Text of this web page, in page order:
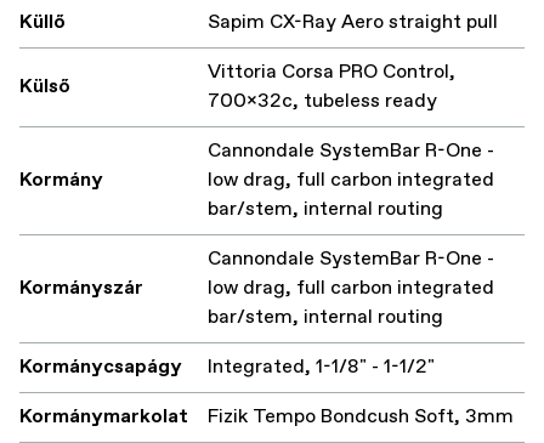
Küllő
Sapim CX-Ray Aero straight pull
Külső
Vittoria Corsa PRO Control,
700x32c, tubeless ready
Kormány
Cannondale SystemBar R-One -
low drag, full carbon integrated
bar/stem, internal routing
Kormányszár
Cannondale SystemBar R-One -
low drag, full carbon integrated
bar/stem, internal routing
Kormánycsapágy
Integrated, 1-1/8" - 1-1/2"
Kormánymarkolat
Fizik Tempo Bondcush Soft, 3mm